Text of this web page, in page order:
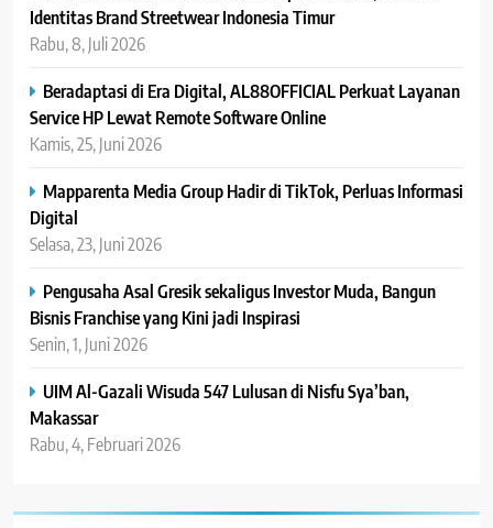
Identitas Brand Streetwear Indonesia Timur
Rabu, 8, Juli 2026
Beradaptasi di Era Digital, AL88OFFICIAL Perkuat Layanan
Service HP Lewat Remote Software Online
Kamis, 25, Juni 2026
Mapparenta Media Group Hadir di TikTok, Perluas Informasi
Digital
Selasa, 23, Juni 2026
Pengusaha Asal Gresik sekaligus Investor Muda, Bangun
Bisnis Franchise yang Kini jadi Inspirasi
Senin, 1, Juni 2026
UIM Al-Gazali Wisuda 547 Lulusan di Nisfu Sya’ban,
Makassar
Rabu, 4, Februari 2026